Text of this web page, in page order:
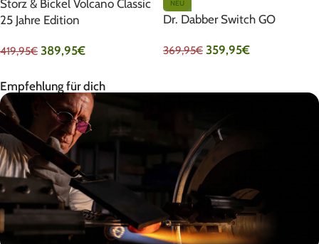
Storz & Bickel Volcano Classic
25 Jahre Edition
419,95€ 389,95€
NEU
Dr. Dabber Switch GO
369,95€ 359,95€
Empfehlung für dich